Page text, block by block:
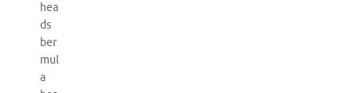
hea
ds
ber
mul
a